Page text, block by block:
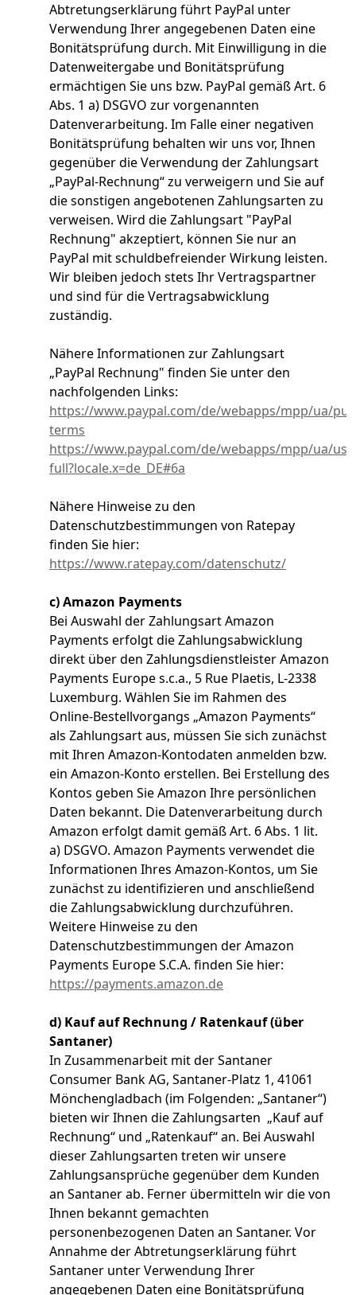
Abtretungserklärung führt PayPal unter
Verwendung Ihrer angegebenen Daten eine
Bonitätsprüfung durch. Mit Einwilligung in die
Datenweitergabe und Bonitätsprüfung
ermächtigen Sie uns bzw. PayPal gemäß Art. 6
Abs. 1 a) DSGVO zur vorgenannten
Datenverarbeitung. Im Falle einer negativen
Bonitätsprüfung behalten wir uns vor, Ihnen
gegenüber die Verwendung der Zahlungsart
„PayPal-Rechnung“ zu verweigern und Sie auf
die sonstigen angebotenen Zahlungsarten zu
verweisen. Wird die Zahlungsart "PayPal
Rechnung" akzeptiert, können Sie nur an
PayPal mit schuldbefreiender Wirkung leisten.
Wir bleiben jedoch stets Ihr Vertragspartner
und sind für die Vertragsabwicklung
zuständig.
Nähere Informationen zur Zahlungsart
„PayPal Rechnung" finden Sie unter den
nachfolgenden Links:
https://www.paypal.com/de/webapps/mpp/ua/pui-
terms
https://www.paypal.com/de/webapps/mpp/ua/
full?locale.x=de_DE#6a
Nähere Hinweise zu den
Datenschutzbestimmungen von Ratepay
finden Sie hier:
https://www.ratepay.com/datenschutz/
c) Amazon Payments
Bei Auswahl der Zahlungsart Amazon
Payments erfolgt die Zahlungsabwicklung
direkt über den Zahlungsdienstleister Amazon
Payments Europe s.c.a., 5 Rue Plaetis, L-2338
Luxemburg. Wählen Sie im Rahmen des
Online-Bestellvorgangs „Amazon Payments“
als Zahlungsart aus, müssen Sie sich zunächst
mit Ihren Amazon-Kontodaten anmelden bzw.
ein Amazon-Konto erstellen. Bei Erstellung des
Kontos geben Sie Amazon Ihre persönlichen
Daten bekannt. Die Datenverarbeitung durch
Amazon erfolgt damit gemäß Art. 6 Abs. 1 lit.
a) DSGVO. Amazon Payments verwendet die
Informationen Ihres Amazon-Kontos, um Sie
zunächst zu identifizieren und anschließend
die Zahlungsabwicklung durchzuführen.
Weitere Hinweise zu den
Datenschutzbestimmungen der Amazon
Payments Europe S.C.A. finden Sie hier:
https://payments.amazon.de
d) Kauf auf Rechnung / Ratenkauf (über
Santaner)
In Zusammenarbeit mit der Santaner
Consumer Bank AG, Santaner-Platz 1, 41061
Mönchengladbach (im Folgenden: „Santaner“)
bieten wir Ihnen die Zahlungsarten „Kauf auf
Rechnung“ und „Ratenkauf“ an. Bei Auswahl
dieser Zahlungsarten treten wir unsere
Zahlungsansprüche gegenüber dem Kunden
an Santaner ab. Ferner übermitteln wir die von
Ihnen bekannt gemachten
personenbezogenen Daten an Santaner. Vor
Annahme der Abtretungserklärung führt
Santaner unter Verwendung Ihrer
angegebenen Daten eine Bonitätsprüfung